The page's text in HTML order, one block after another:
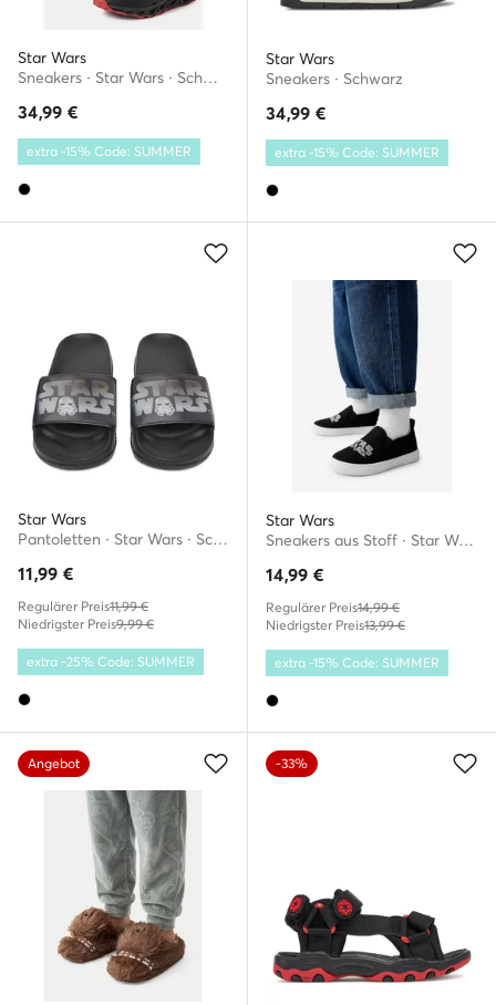
Star Wars
Sneakers · Star Wars · Schwarz
34,99 €
extra -15% Code: SUMMER
Star Wars
Sneakers · Schwarz
34,99 €
extra -15% Code: SUMMER
Star Wars
Pantoletten · Star Wars · Schwarz
11,99 €
Regulärer Preis11,99 €
Niedrigster Preis9,99 €
extra -25% Code: SUMMER
Star Wars
Sneakers aus Stoff · Star Wars · Schwarz
14,99 €
Regulärer Preis14,99 €
Niedrigster Preis13,99 €
extra -15% Code: SUMMER
Angebot -33%